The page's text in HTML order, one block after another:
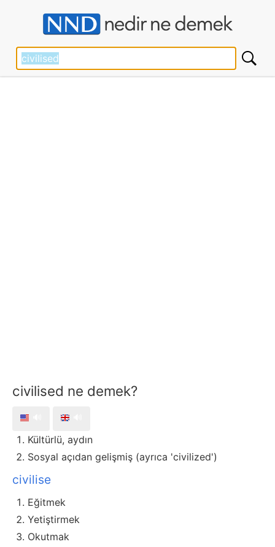
civilised ne demek?
Kültürlü, aydın
Sosyal açıdan gelişmiş (ayrıca 'civilized')
civilise
Eğitmek
Yetiştirmek
Okutmak